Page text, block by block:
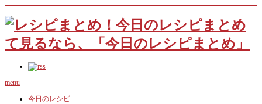
menu
今日のレシピ